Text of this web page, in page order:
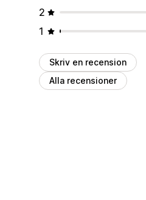
2
1
Skriv en recension
Alla recensioner